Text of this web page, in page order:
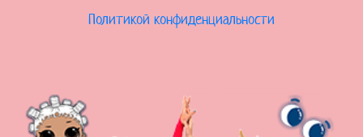
Политикой конфиденциальности